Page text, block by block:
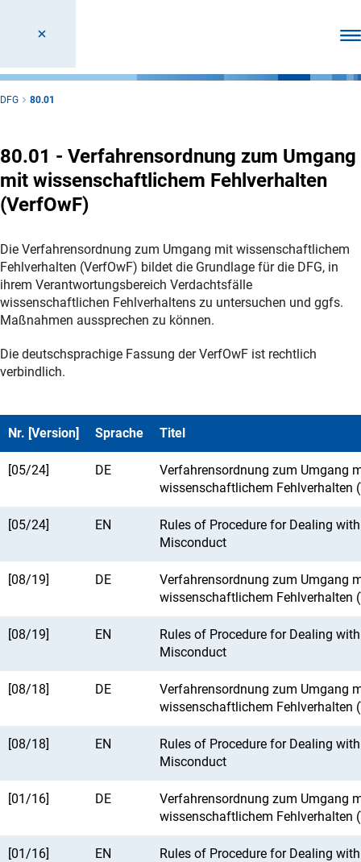
DFG 80.01
80.01 - Verfahrensordnung zum Umgang
mit wissenschaftlichem Fehlverhalten
(VerfOwF)
Die Verfahrensordnung zum Umgang mit wissenschaftlichem
Fehlverhalten (VerfOwF) bildet die Grundlage für die DFG, in
ihrem Verantwortungsbereich Verdachtsfälle
wissenschaftlichen Fehlverhaltens zu untersuchen und ggfs.
Maßnahmen aussprechen zu können.
Die deutschsprachige Fassung der VerfOwF ist rechtlich
verbindlich.
Nr. [Version] Sprache Titel
[05/24] DE
Verfahrensordnung zum Umgang
wissenschaftlichem Fehlverhalten
[05/24] EN
Rules of Procedure for Dealing
Misconduct
[08/19] DE
Verfahrensordnung zum Umgang
wissenschaftlichem Fehlverhalten
[08/19] EN
Rules of Procedure for Dealing
Misconduct
[08/18] DE
Verfahrensordnung zum Umgang
wissenschaftlichem Fehlverhalten
[08/18] EN
Rules of Procedure for Dealing
Misconduct
[01/16] DE
Verfahrensordnung zum Umgang
wissenschaftlichem Fehlverhalten
[01/16] EN
Rules of Procedure for Dealing